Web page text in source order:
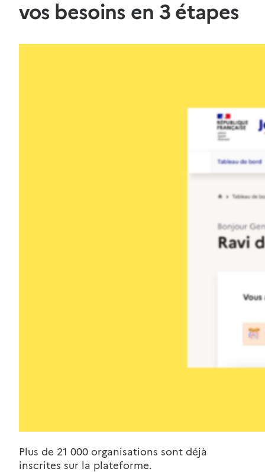
vos besoins en 3 étapes
Plus de 21 000 organisations sont déjà
inscrites sur la plateforme.